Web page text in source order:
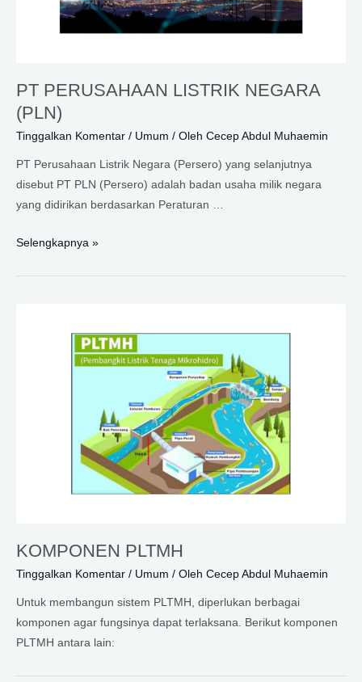
PT PERUSAHAAN LISTRIK NEGARA
(PLN)
Tinggalkan Komentar / Umum / Oleh Cecep Abdul Muhaemin
PT Perusahaan Listrik Negara (Persero) yang selanjutnya
disebut PT PLN (Persero) adalah badan usaha milik negara
yang didirikan berdasarkan Peraturan …
PT
Selengkapnya »
KOMPONEN PLTMH
Tinggalkan Komentar / Umum / Oleh Cecep Abdul Muhaemin
Untuk membangun sistem PLTMH, diperlukan berbagai
komponen agar fungsinya dapat terlaksana. Berikut komponen
PLTMH antara lain: